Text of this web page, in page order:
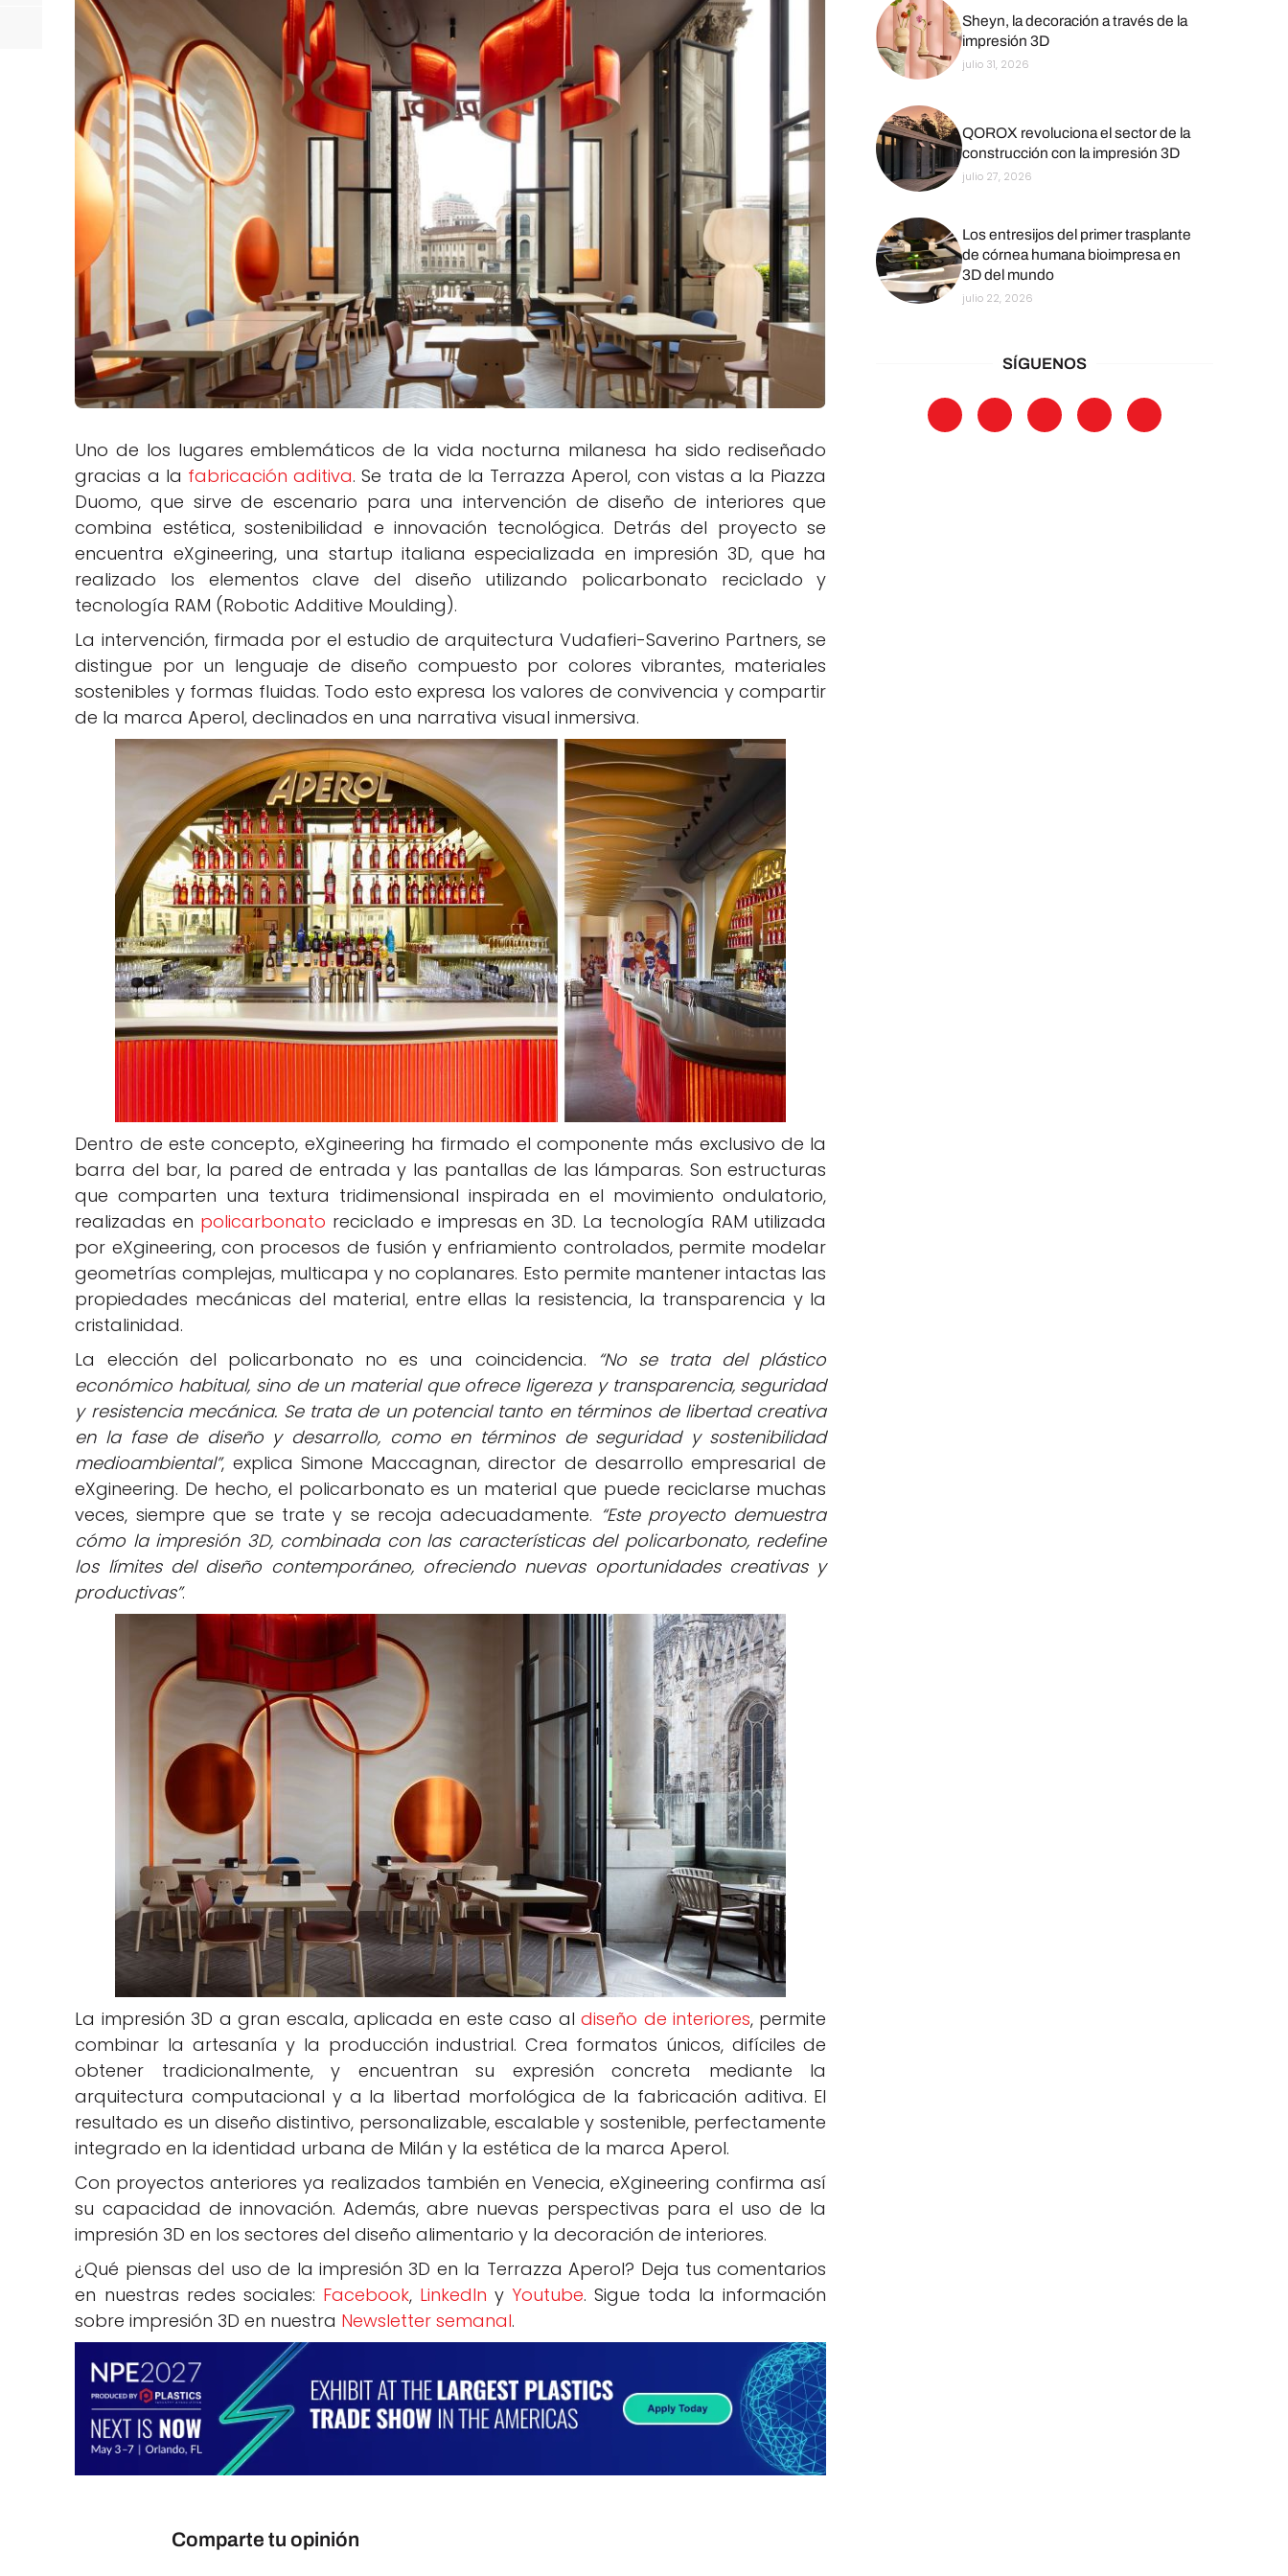
Negocios
Rankings 3D
Softwares 3D
Vídeos
Uno de los lugares emblemáticos de la vida nocturna milanesa ha sido rediseñado
gracias a la fabricación aditiva. Se trata de la Terrazza Aperol, con vistas a la Piazza
Duomo, que sirve de escenario para una intervención de diseño de interiores que
combina estética, sostenibilidad e innovación tecnológica. Detrás del proyecto se
encuentra eXgineering, una startup italiana especializada en impresión 3D, que ha
realizado los elementos clave del diseño utilizando policarbonato reciclado y
tecnología RAM (Robotic Additive Moulding).
La intervención, firmada por el estudio de arquitectura Vudafieri-Saverino Partners, se
distingue por un lenguaje de diseño compuesto por colores vibrantes, materiales
sostenibles y formas fluidas. Todo esto expresa los valores de convivencia y compartir
de la marca Aperol, declinados en una narrativa visual inmersiva.
Dentro de este concepto, eXgineering ha firmado el componente más exclusivo de la
barra del bar, la pared de entrada y las pantallas de las lámparas. Son estructuras
que comparten una textura tridimensional inspirada en el movimiento ondulatorio,
realizadas en policarbonato reciclado e impresas en 3D. La tecnología RAM utilizada
por eXgineering, con procesos de fusión y enfriamiento controlados, permite modelar
geometrías complejas, multicapa y no coplanares. Esto permite mantener intactas las
propiedades mecánicas del material, entre ellas la resistencia, la transparencia y la
cristalinidad.
La elección del policarbonato no es una coincidencia.
“No se trata del plástico
económico habitual, sino de un material que ofrece ligereza y transparencia, seguridad
y resistencia mecánica. Se trata de un potencial tanto en términos de libertad creativa
en la fase de diseño y desarrollo, como en términos de seguridad y sostenibilidad
medioambiental”, explica Simone Maccagnan, director de desarrollo empresarial de
eXgineering. De hecho, el policarbonato es un material que puede reciclarse muchas
veces, siempre que se trate y se recoja adecuadamente. “Este proyecto demuestra
cómo la impresión 3D, combinada con las características del policarbonato, redefine
los límites del diseño contemporáneo, ofreciendo nuevas oportunidades creativas y
productivas”.
La impresión 3D a gran escala, aplicada en este caso aldiseño de interiores, permite
combinar la artesanía y la producción industrial. Crea formatos únicos, difíciles de
obtener tradicionalmente, y encuentran su expresión concreta mediante la
arquitectura computacional y a la libertad morfológica de la fabricación aditiva. El
resultado es un diseño distintivo, personalizable, escalable y sostenible, perfectamente
integrado en la identidad urbana de Milán y la estética de la marca Aperol.
Con proyectos anteriores ya realizados también en Venecia, eXgineering confirma así
su capacidad de innovación. Además, abre nuevas perspectivas para el uso de la
impresión 3D en los sectores del diseño alimentario y la decoración de interiores.
¿Qué piensas del uso de la impresión 3D en la Terrazza Aperol? Deja tus comentarios
en nuestras redes sociales: Facebook, LinkedIn y Youtube. Sigue toda la información
sobre impresión 3D en nuestra Newsletter semanal.
Sheyn, la decoración a través de la
impresión 3D
julio 31, 2026
QOROX revoluciona el sector de la
construcción con la impresión 3D
julio 27, 2026
Los entresijos del primer trasplante
de córnea humana bioimpresa en
3D del mundo
julio 22, 2026
SÍGUENOS
Comparte tu opinión